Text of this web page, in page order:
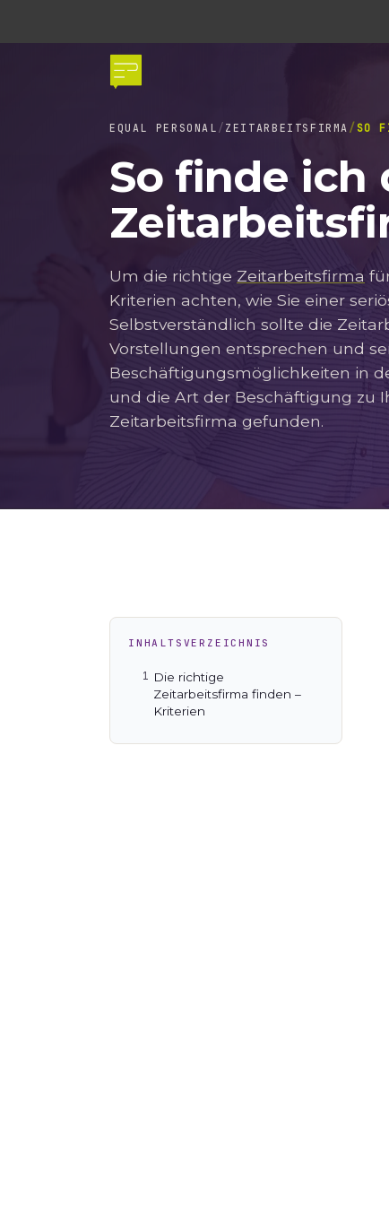
EQUAL PERSONAL ZEITARBEITSFIRMA SO
So finde
Um die richtige Zeitarbeitsfirma
Kriterien achten, wie Sie einer
Selbstverständlich sollte die
Vorstellungen entsprechen und
Beschäftigungsmöglichkeiten in
und die Art der Beschäftigung zu
Zeitarbeitsfirma gefunden.
INHALTSVERZEICHNIS
Die richtige
Zeitarbeitsfirma finden –
Kriterien